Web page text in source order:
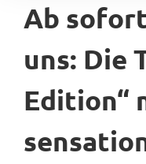
Ab
uns: Die
Edition“